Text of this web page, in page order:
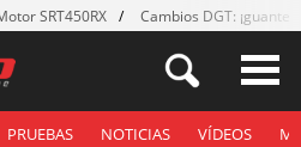
SRT450RX Cambios DGT: ¡guantes!
PRUEBAS NOTICIAS VÍDEOS